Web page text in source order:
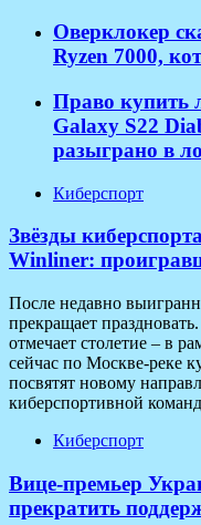
Оверклокер
Ryzen 7000,
Право купить
Galaxy S22
разыграно в
Киберспорт
Звёзды
Winliner:
После недавно
прекращает
отмечает столетие – в
сейчас по Москве-реке
посвятят новому
киберспортивной
Киберспорт
Вице-премьер
прекратить